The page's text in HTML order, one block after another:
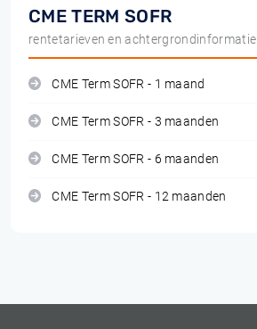
CME TERM SOFR
rentetarieven en achtergrondinformatie
CME Term SOFR - 1 maand
CME Term SOFR - 3 maanden
CME Term SOFR - 6 maanden
CME Term SOFR - 12 maanden